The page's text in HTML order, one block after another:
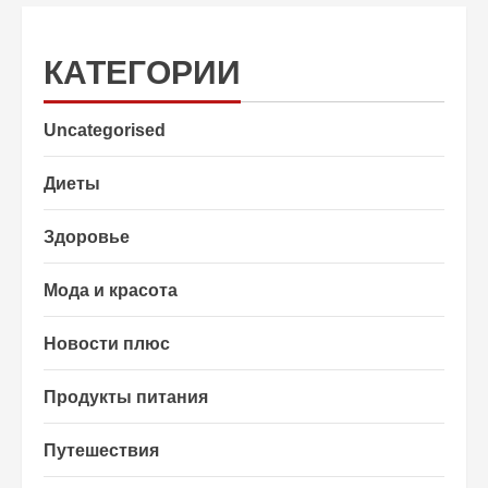
КАТЕГОРИИ
Uncategorised
Диеты
Здоровье
Мода и красота
Новости плюс
Продукты питания
Путешествия